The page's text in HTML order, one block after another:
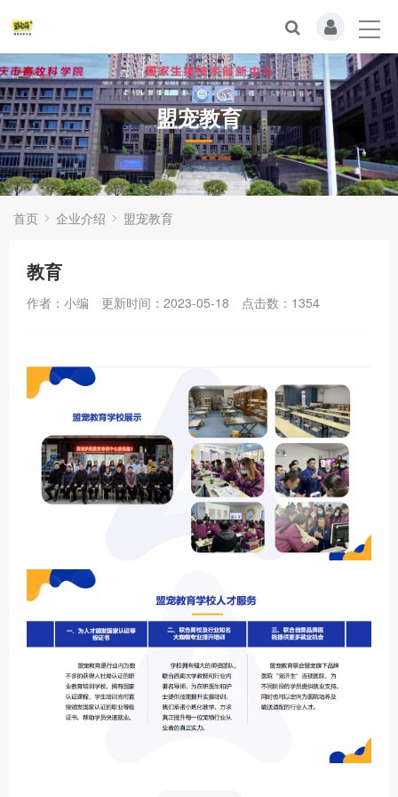
盟宠教育
首页 企业介绍 盟宠教育
教育
作者：小编 更新时间：2023-05-18 点击数： 1354